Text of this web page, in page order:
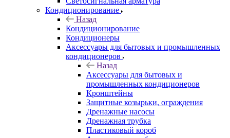
Кондиционирование
Назад
Кондиционирование
Кондиционеры
Аксессуары для бытовых и промышленных
кондиционеров
Назад
Аксессуары для бытовых и
промышленных кондиционеров
Кронштейны
Защитные козырьки, ограждения
Дренажные насосы
Дренажная трубка
Пластиковый короб